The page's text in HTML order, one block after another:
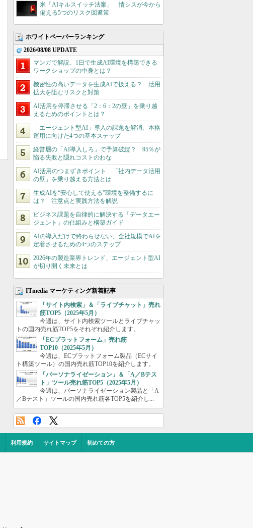
米「AIキルスイッチ法案」 情シスが今から
備える5つのリスク回避策
ホワイトペーパーランキング
2026/08/08 UPDATE
マンガで解説、1日で生成AI環境を構築できる
ワークショップの中身とは？
機密性の高いデータを生成AIで扱える？ 活用
拡大を阻むリスクと対策
AI活用を停滞させる「2：6：2の壁」を乗り越
えるためのポイントとは？
「エージェント型AI」導入の課題を解消、本格
運用に向けた4つの基本ステップ
経営層の「AI導入しろ」で予算破綻？ 95％が
陥る失敗と隠れコストのわな
AI活用のつまずきポイント 「社内データ活用
の壁」を乗り越える方法とは
生成AIを“安心して使える”環境を整備するに
は？ 注意点と実践方法を解説
ビジネス課題を自律的に解決する「データエー
ジェント」の仕組みと構築ガイド
AIの導入だけで終わらせない、全社規模でAIを
定着させるための4つのステップ
2026年の製造業界トレンド、エージェント型AI
が切り開く未来とは
ITmedia マーケティング新着記事
「サイト内検索」＆「ライブチャット」売れ
筋TOP5（2025年5月）
今週は、サイト内検索ツールとライブチャッ
トの国内売れ筋TOP5をそれぞれ紹介します。
「ECプラットフォーム」売れ筋
TOP10（2025年5月）
今週は、ECプラットフォーム製品（ECサイ
ト構築ツール）の国内売れ筋TOP10を紹介します。
「パーソナライゼーション」＆「A／Bテス
ト」ツール売れ筋TOP5（2025年5月）
今週は、パーソナライゼーション製品と「A
／Bテスト」ツールの国内売れ筋各TOP5を紹介し...
利用規約 サイトマップ 初めての方